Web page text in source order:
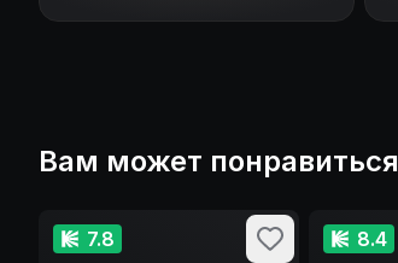
Вам может понравиться
7.8 8.4